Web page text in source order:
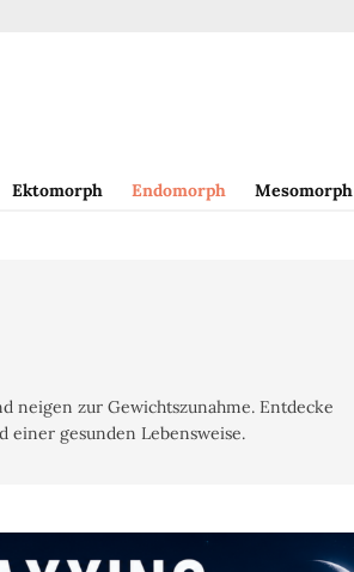
Ektomorph Endomorph Mesomorph
neigen zur Gewichtszunahme. Entdecke
einer gesunden Lebensweise.